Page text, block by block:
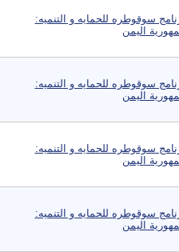
سوقوطره للحمايه و التنميه:
اليمن
سوقوطره للحمايه و التنميه:
اليمن
سوقوطره للحمايه و التنميه:
اليمن
سوقوطره للحمايه و التنميه:
اليمن